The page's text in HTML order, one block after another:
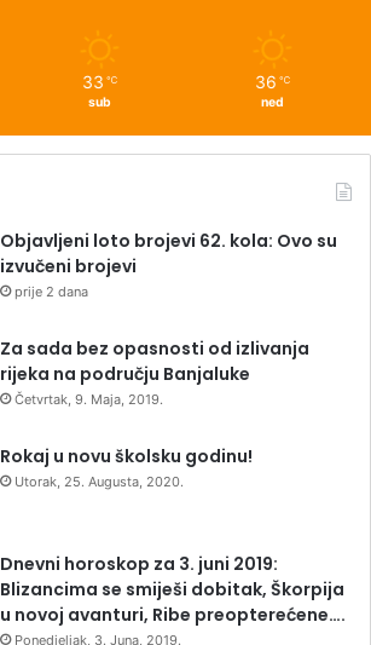
33 ℃
sub
36 ℃
ned
Objavljeni loto brojevi 62. kola: Ovo su
izvučeni brojevi
prije 2 dana
Za sada bez opasnosti od izlivanja
rijeka na području Banjaluke
Četvrtak, 9. Maja, 2019.
Rokaj u novu školsku godinu!
Utorak, 25. Augusta, 2020.
Dnevni horoskop za 3. juni 2019:
Blizancima se smiješi dobitak, Škorpija
u novoj avanturi, Ribe preopterećene….
Ponedjeljak, 3. Juna, 2019.